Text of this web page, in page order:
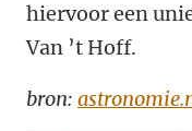
hiervoor een
Van ’t Hoff.
bron: